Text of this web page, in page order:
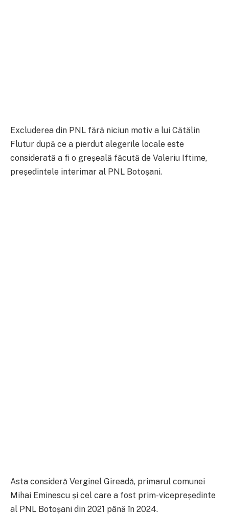
Excluderea din PNL fără niciun motiv a lui Cătălin
Flutur după ce a pierdut alegerile locale este
considerată a fi o greșeală făcută de Valeriu Iftime,
președintele interimar al PNL Botoșani.
Asta consideră Verginel Gireadă, primarul comunei
Mihai Eminescu și cel care a fost prim-vicepreședinte
al PNL Botoșani din 2021 până în 2024.